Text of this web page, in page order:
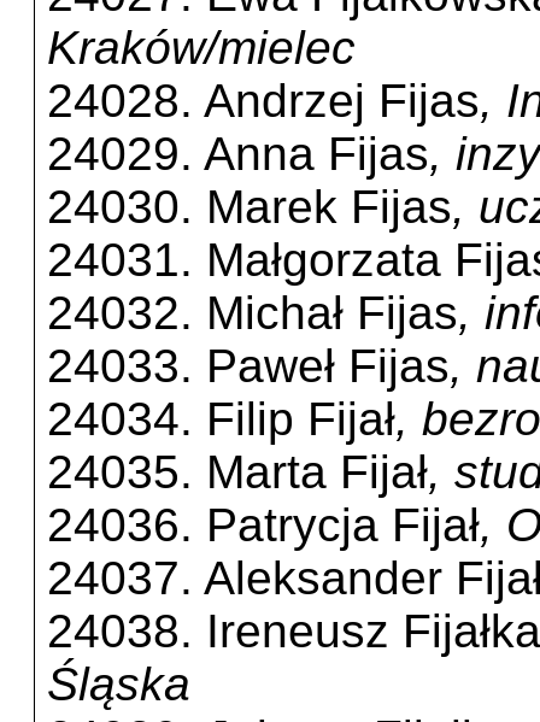
Kraków/mielec
24028. Andrzej Fijas,
24029. Anna Fijas,
24030. Marek Fijas,
24031. Małgorzata
24032. Michał Fijas,
24033. Paweł Fijas,
24034. Filip Fijał,
24035. Marta Fijał,
24036. Patrycja Fijał,
24037. Aleksander
24038. Ireneusz Fijałka
Śląska